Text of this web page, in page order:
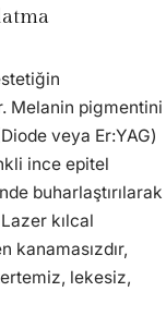
Melanin pigmentini
veya Er:YAG)
ince epitel
buharlaştırılarak
kılcal
kanamasızdır,
lekesiz,